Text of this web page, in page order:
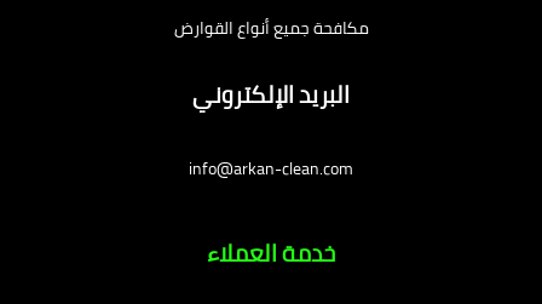
مكافحة جميع أنواع القوارض
البريد الإلكتروني
info@arkan-clean.com
خدمة العملاء